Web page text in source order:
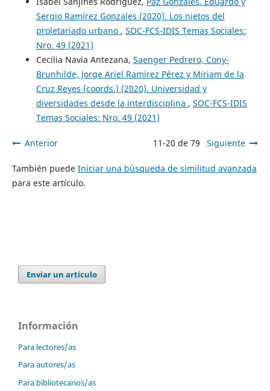
Sergio Ramírez Gonzales (2020). Los nietos del
proletariado urbano , SOC-FCS-IDIS Temas Sociales:
Nro. 49 (2021)
Cecilia Navia Antezana, Saenger Pedrero, Cony-
Brunhilde, Jorge Ariel Ramírez Pérez y Miriam de la
Cruz Reyes (coords.) (2020). Universidad y
diversidades desde la interdisciplina , SOC-FCS-IDIS
Temas Sociales: Nro. 49 (2021)
Anterior 11-20 de 79 Siguiente
También puede Iniciar una búsqueda de similitud avanzada
para este artículo.
Enviar un artículo
Información
Para lectores/as
Para autores/as
Para bibliotecarios/as